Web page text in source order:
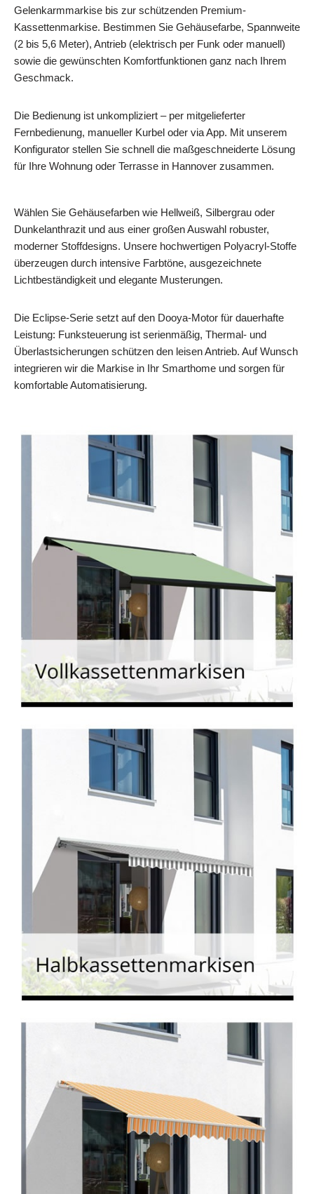
Gelenkarmmarkise bis zur schützenden Premium-
Kassettenmarkise. Bestimmen Sie Gehäusefarbe, Spannweite
(2 bis 5,6 Meter), Antrieb (elektrisch per Funk oder manuell)
sowie die gewünschten Komfortfunktionen ganz nach Ihrem
Geschmack.
Die Bedienung ist unkompliziert – per mitgelieferter
Fernbedienung, manueller Kurbel oder via App. Mit unserem
Konfigurator stellen Sie schnell die maßgeschneiderte Lösung
für Ihre Wohnung oder Terrasse in Hannover zusammen.
Wählen Sie Gehäusefarben wie Hellweiß, Silbergrau oder
Dunkelanthrazit und aus einer großen Auswahl robuster,
moderner Stoffdesigns. Unsere hochwertigen Polyacryl-Stoffe
überzeugen durch intensive Farbtöne, ausgezeichnete
Lichtbeständigkeit und elegante Musterungen.
Die Eclipse-Serie setzt auf den Dooya-Motor für dauerhafte
Leistung: Funksteuerung ist serienmäßig, Thermal- und
Überlastsicherungen schützen den leisen Antrieb. Auf Wunsch
integrieren wir die Markise in Ihr Smarthome und sorgen für
komfortable Automatisierung.